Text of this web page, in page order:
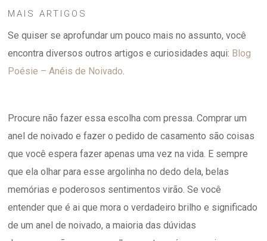
MAIS ARTIGOS
Se quiser se aprofundar um pouco mais no assunto, você
encontra diversos outros artigos e curiosidades aqui: Blog
Poésie – Anéis de Noivado.
Procure não fazer essa escolha com pressa. Comprar um
anel de noivado e fazer o pedido de casamento são coisas
que você espera fazer apenas uma vez na vida. E sempre
que ela olhar para esse argolinha no dedo dela, belas
memórias e poderosos sentimentos virão. Se você
entender que é ai que mora o verdadeiro brilho e significado
de um anel de noivado, a maioria das dúvidas